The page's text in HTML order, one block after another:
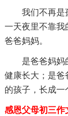
我们不再是
一天夜里不靠我
爸爸妈妈。
是爸爸妈妈
健康长大；是爸
的孩子，长成一
感恩父母初三作